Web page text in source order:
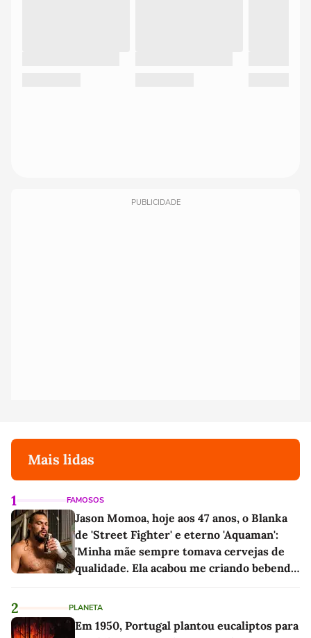
PUBLICIDADE
Mais lidas
1 FAMOSOS
Jason Momoa, hoje aos 47 anos, o Blanka
de 'Street Fighter' e eterno 'Aquaman':
'Minha mãe sempre tomava cervejas de
qualidade. Ela acabou me criando bebendo
2 PLANETA
Em 1950, Portugal plantou eucaliptos para